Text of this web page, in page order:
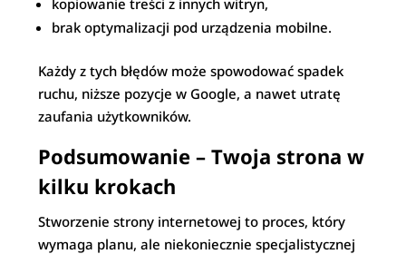
kopiowanie treści z innych witryn,
brak optymalizacji pod urządzenia mobilne.
Każdy z tych błędów może spowodować spadek
ruchu, niższe pozycje w Google, a nawet utratę
zaufania użytkowników.
Podsumowanie – Twoja strona w
kilku krokach
Stworzenie strony internetowej to proces, który
wymaga planu, ale niekoniecznie specjalistycznej